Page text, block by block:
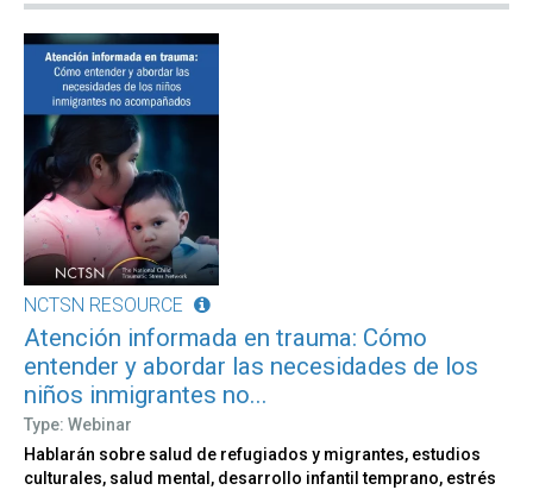
NCTSN RESOURCE
Atención informada en trauma: Cómo
entender y abordar las necesidades de los
niños inmigrantes no...
Type: Webinar
Hablarán sobre salud de refugiados y migrantes, estudios
culturales, salud mental, desarrollo infantil temprano, estrés